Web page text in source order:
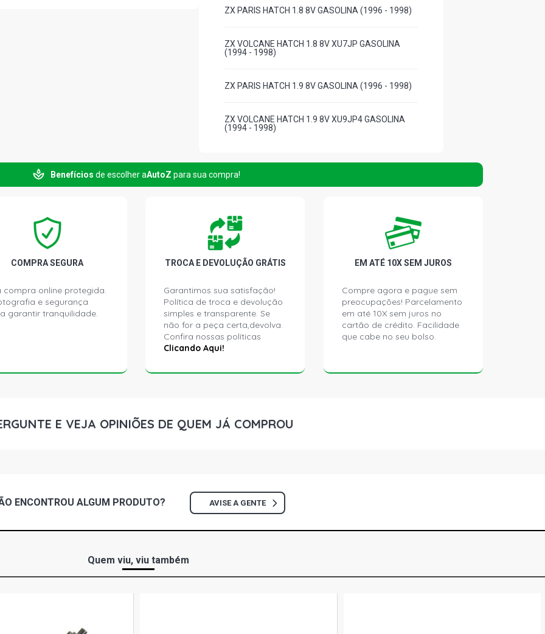
ZX PARIS HATCH 1.8 8V GASOLINA (1996 - 1998)
ZX VOLCANE HATCH 1.8 8V XU7JP GASOLINA
(1994 - 1998)
ZX PARIS HATCH 1.9 8V GASOLINA (1996 - 1998)
ZX VOLCANE HATCH 1.9 8V XU9JP4 GASOLINA
(1994 - 1998)
ZX STD HATCH 2.0 16V XU10J4RS GASOLINA
(1994 - 1998)
Benefícios de escolher aAutoZ para sua compra!
COMPRA SEGURA
compra online protegida.
e segurança
garantir tranquilidade.
TROCA E DEVOLUÇÃO GRÁTIS
Garantimos sua satisfação!
Política de troca e devolução
simples e transparente. Se
não for a peça certa,devolva.
Confira nossas políticas
Clicando Aqui!
EM ATÉ 10X SEM JUROS
Compre agora e pague sem
preocupações! Parcelamento
em até 10X sem juros no
cartão de crédito. Facilidade
que cabe no seu bolso.
E VEJA OPINIÕES DE QUEM JÁ COMPROU
ENCONTROU ALGUM PRODUTO? AVISE A GENTE
Quem viu, viu também